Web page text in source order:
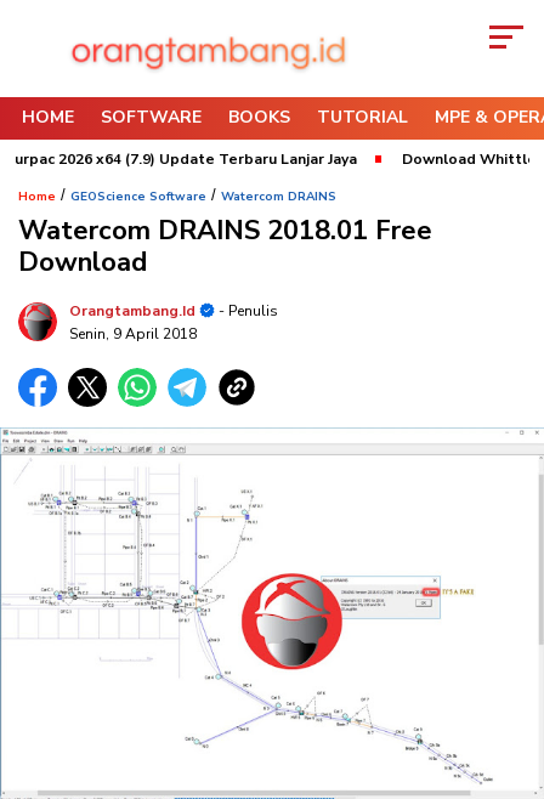
HOME SOFTWARE BOOKS TUTORIAL MPE &
2026 x64 (7.9) Update Terbaru Lanjar Jaya Download Whittle 2022
Home / GEOScience Software / Watercom DRAINS
Watercom DRAINS 2018.01 Free
Download
Orangtambang.id
- Penulis
Senin, 9 April 2018